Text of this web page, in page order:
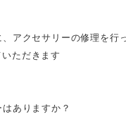
アクセサリーの修理を行
ただきます
ありますか？